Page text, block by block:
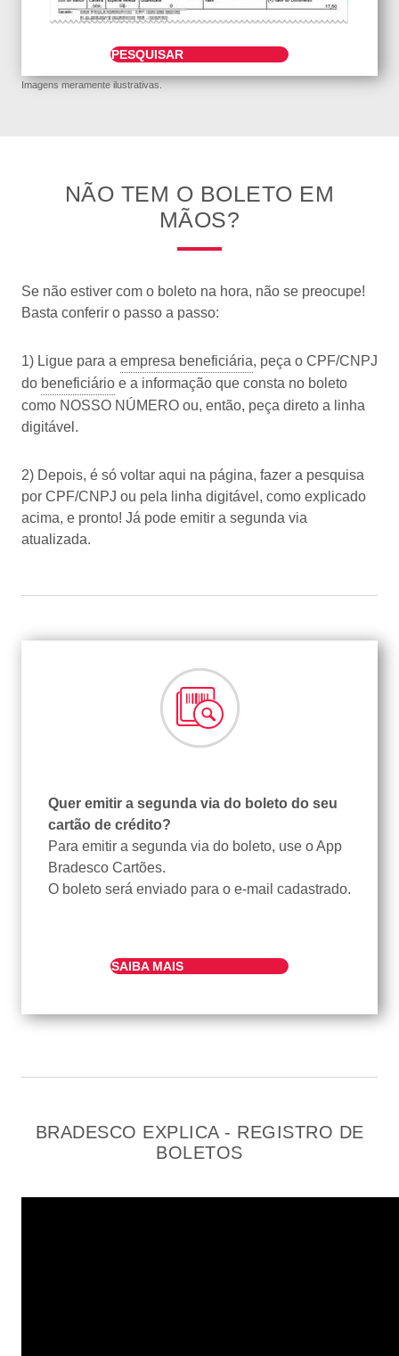
PESQUISAR
Imagens meramente ilustrativas.
NÃO TEM O BOLETO EM
MÃOS?
Se não estiver com o boleto na hora, não se preocupe!
Basta conferir o passo a passo:
1) Ligue para a empresa beneficiária, peça o CPF/CNPJ
do beneficiário e a informação que consta no boleto
como NOSSO NÚMERO ou, então, peça direto a linha
digitável.
2) Depois, é só voltar aqui na página, fazer a pesquisa
por CPF/CNPJ ou pela linha digitável, como explicado
acima, e pronto! Já pode emitir a segunda via
atualizada.
Quer emitir a segunda via do boleto do seu
cartão de crédito?
Para emitir a segunda via do boleto, use o App
Bradesco Cartões.
O boleto será enviado para o e-mail cadastrado.
SAIBA MAIS
BRADESCO EXPLICA - REGISTRO DE
BOLETOS